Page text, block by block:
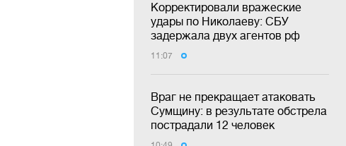
Корректировали вражеские
удары по Николаеву: СБУ
задержала двух агентов рф
11:07
Враг не прекращает атаковать
Сумщину: в результате обстрела
пострадали 12 человек